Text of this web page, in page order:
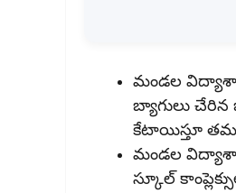
మండల
బ్యాగులు చేరిన
కేటాయిస్తూ తమ
మండల
స్కూల్